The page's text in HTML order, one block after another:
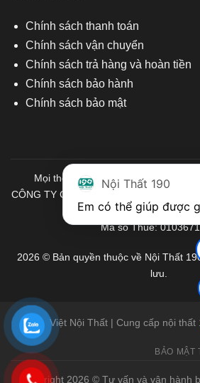
Chính sách thanh toán
Chính sách vận chuyển
Chính sách trả hàng và hoàn tiền
Chính sách bảo hành
Chính sách bảo mật
Mọi thông tin quý khách hàng vui
CÔNG TY CỔ PHẦN ĐẦU TƯ THƯƠNG
NỘI THẤT
Mã số Thuế:
2026 © Bản quyền thuộc về Nội Thất
lưu.
Việt Nội Thất | Cung cấp nội thất
BẢO MẬT
Copyright 2026 © Tư vấn và vận hành
Nội Thất 190